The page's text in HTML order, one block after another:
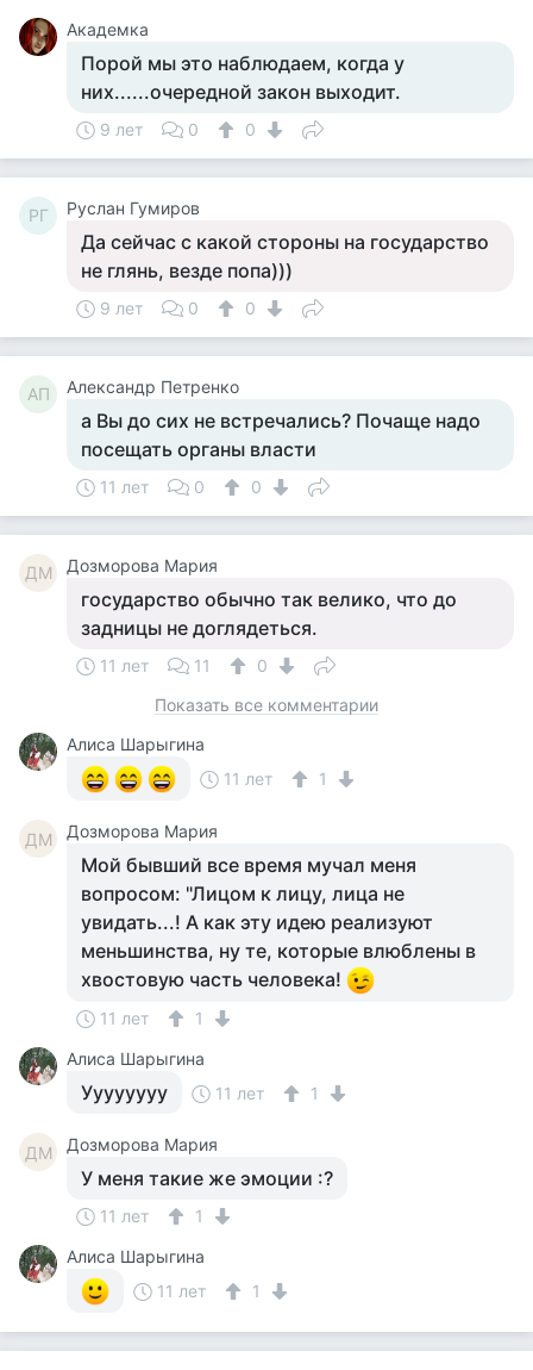
Академка
Порой мы это наблюдаем, когда у
них......очередной закон выходит.
9 лет 0 0
РГ Руслан Гумиров
Да сейчас с какой стороны на государство
не глянь, везде попа)))
9 лет 0 0
АП Александр Петренко
а Вы до сих не встречались? Почаще надо
посещать органы власти
11 лет 0 0
ДМ Дозморова Мария
государство обычно так велико, что до
задницы не доглядеться.
11 лет 11
0
Показать все комментарии
Алиса Шарыгина
11 лет
1
ДМ Дозморова Мария
Мой бывший все время мучал меня
вопросом: "Лицом к лицу, лица не
увидать...! А как эту идею реализуют
меньшинства, ну те, которые влюблены в
хвостовую часть человека!
11 лет
1
Алиса Шарыгина
Уууууууу 11 лет 1
ДМ Дозморова Мария
У меня такие же эмоции :?
11 лет
1
Алиса Шарыгина
11 лет
1